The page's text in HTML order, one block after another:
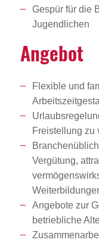
Gespür für die
Jugendlichen
Angebot
Flexible und
Freistellung zu
Vergütung,
Angebote zur
betriebliche